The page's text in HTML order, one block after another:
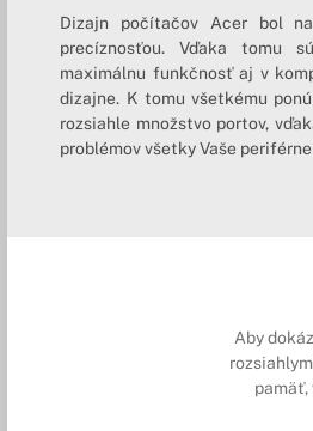
Dizajn počítačov Acer bol
precíznosťou. Vďaka tomu
maximálnu funkčnosť aj v
dizajne. K tomu všetkému
rozsiahle množstvo portov,
problémov všetky Vaše
Aby